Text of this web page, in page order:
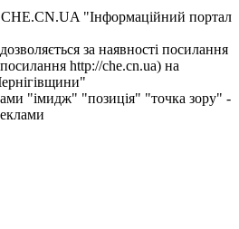
"Інформаційний портал
за наявності посилання
http://che.cn.ua) на
"імидж" "позиція" "точка зору" -